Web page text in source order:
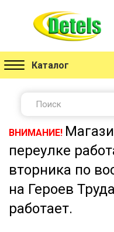
Каталог
ВНИМАНИЕ!
переулке
вторника по
на Героев
работает.